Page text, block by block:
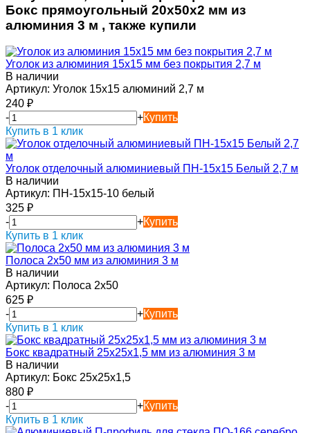
Бокс прямоугольный 20х50х2 мм из
алюминия 3 м , также купили
Уголок из алюминия 15х15 мм без покрытия 2,7 м
В наличии
Артикул: Уголок 15х15 алюминий 2,7 м
240 ₽
-
+Купить
Купить в 1 клик
Уголок отделочный алюминиевый ПН-15х15 Белый 2,7 м
В наличии
Артикул: ПН-15х15-10 белый
325 ₽
-
+Купить
Купить в 1 клик
Полоса 2х50 мм из алюминия 3 м
В наличии
Артикул: Полоса 2х50
625 ₽
-
+Купить
Купить в 1 клик
Бокс квадратный 25х25х1,5 мм из алюминия 3 м
В наличии
Артикул: Бокс 25х25х1,5
880 ₽
-
+Купить
Купить в 1 клик